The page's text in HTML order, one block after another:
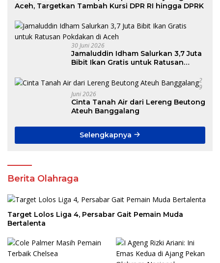
Aceh, Targetkan Tambah Kursi DPR RI hingga DPRK
30 Juni 2026
Jamaluddin Idham Salurkan 3,7 Juta
Bibit Ikan Gratis untuk Ratusan
2
9
Juni 2026
Cinta Tanah Air dari Lereng Beutong
Ateuh Banggalang
Selengkapnya
Berita Olahraga
Target Lolos Liga 4, Persabar Gait Pemain Muda
Bertalenta